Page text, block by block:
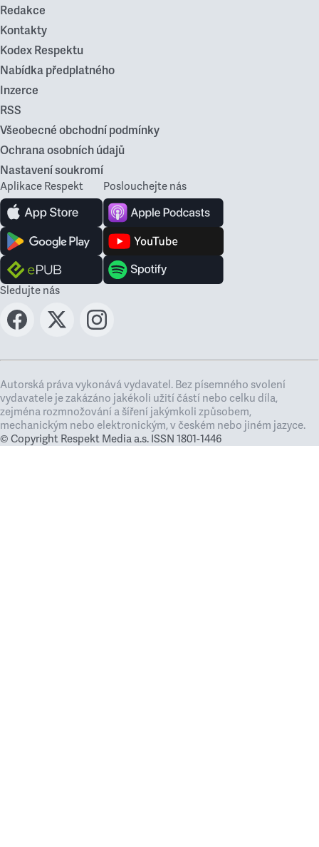
Redakce
Kontakty
Kodex Respektu
Nabídka předplatného
Inzerce
RSS
Všeobecné obchodní podmínky
Ochrana osobních údajů
Nastavení soukromí
Aplikace Respekt Poslouchejte nás
Sledujte nás
Autorská práva vykonává vydavatel. Bez písemného svolení
vydavatele je zakázáno jakékoli užití částí nebo celku díla,
zejména rozmnožování a šíření jakýmkoli způsobem,
mechanickým nebo elektronickým, v českém nebo jiném jazyce.
© Copyright Respekt Media a.s. ISSN 1801-1446